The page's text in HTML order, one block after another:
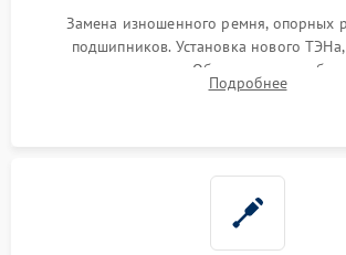
Замена изношенного ремня, опорных
подшипников. Установка нового
термодатчиков. Обязательная
конденсатора, крыльчатки вентилятора и
Подробнее